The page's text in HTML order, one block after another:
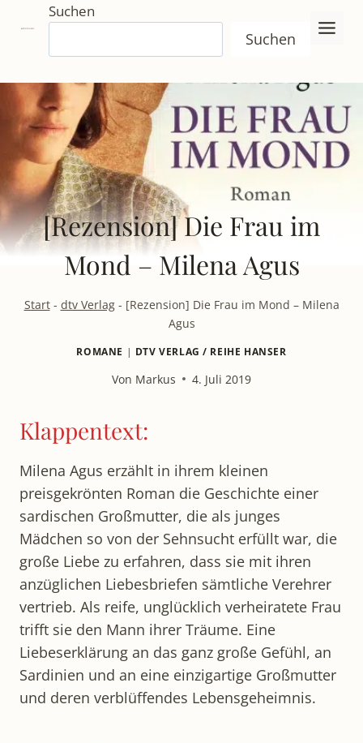
Inhalt
springen
Suchen
Suchen
[Rezension] Die Frau im
Mond – Milena Agus
Start- dtv Verlag- [Rezension] Die Frau im Mond – Milena
Agus
ROMANE | DTV VERLAG / REIHE HANSER
Von Markus 4. Juli 2019
Klappentext:
Milena Agus erzählt in ihrem kleinen
preisgekrönten Roman die Geschichte einer
sardischen Großmutter, die als junges
Mädchen so von der Sehnsucht erfüllt war, die
große Liebe zu erfahren, dass sie mit ihren
anzüglichen Liebesbriefen sämtliche Verehrer
vertrieb. Als reife, unglücklich verheiratete Frau
trifft sie den Mann ihrer Träume. Eine
Liebeserklärung an das ganz große Gefühl, an
Sardinien und an eine einzigartige Großmutter
und deren verblüffendes Lebensgeheimnis.